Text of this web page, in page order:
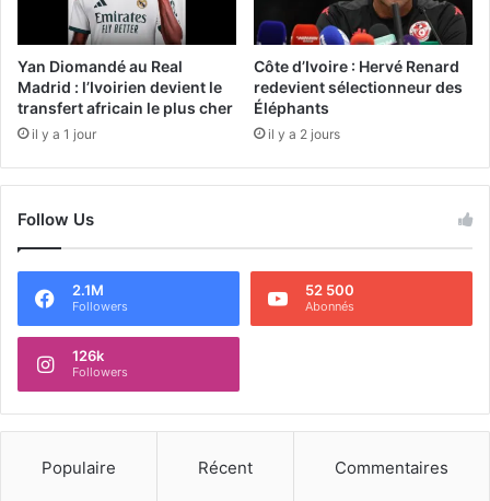
Yan Diomandé au Real
Madrid : l’Ivoirien devient le
transfert africain le plus cher
il y a 1 jour
Côte d’Ivoire : Hervé Renard
redevient sélectionneur des
Éléphants
il y a 2 jours
Follow Us
2.1M
Followers
52 500
Abonnés
126k
Followers
Populaire Récent Commentaires